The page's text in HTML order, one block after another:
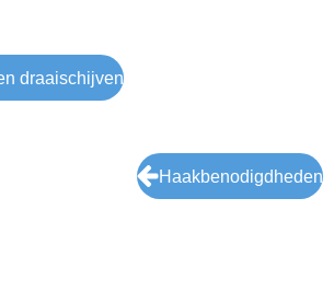
draaischijven
Haakbenodigdheden